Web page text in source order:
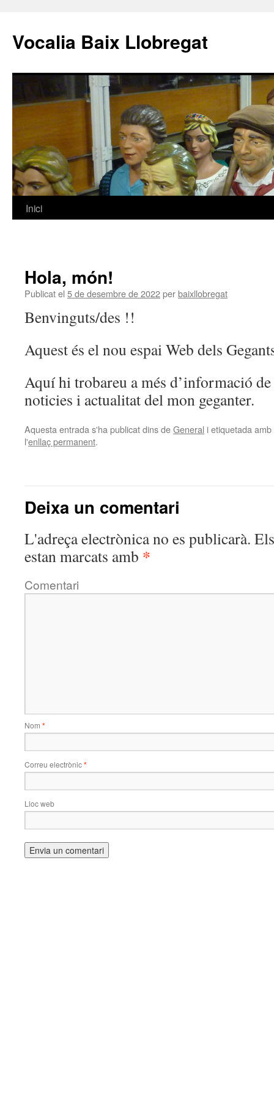
Vocalia Baix Llobregat
Vés
Inici
Hola, món!
Publicat el 5 de desembre de 2022perbaixllobregat
Benvinguts/des !!
Aquest és el nou espai Web dels
Aquí hi trobareu a més d’informació de
noticies i actualitat del mon geganter.
Aquesta entrada s'ha publicat dins deGeneral i etiquetada amb
l'enllaç permanent.
Deixa un comentari
L'adreça electrònica no es publicarà.
estan marcats amb *
Comentari
Nom *
Correu electrònic*
Lloc web